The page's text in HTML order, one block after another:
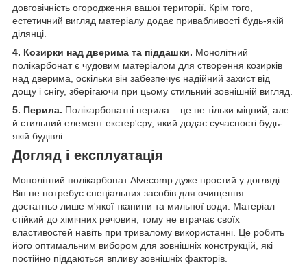
довговічність огородження вашої території. Крім того,
естетичний вигляд матеріалу додає привабливості будь-якій
ділянці.
4. Козирки над дверима та піддашки. Монолітний
полікарбонат є чудовим матеріалом для створення козирків
над дверима, оскільки він забезпечує надійний захист від
дощу і снігу, зберігаючи при цьому стильний зовнішній вигляд.
5. Перила. Полікарбонатні перила – це не тільки міцний, але
й стильний елемент екстер'єру, який додає сучасності будь-
якій будівлі.
Догляд і експлуатація
Монолітний полікарбонат Alvecomp дуже простий у догляді.
Він не потребує спеціальних засобів для очищення –
достатньо лише м'якої тканини та мильної води. Матеріал
стійкий до хімічних речовин, тому не втрачає своїх
властивостей навіть при тривалому використанні. Це робить
його оптимальним вибором для зовнішніх конструкцій, які
постійно піддаються впливу зовнішніх факторів.